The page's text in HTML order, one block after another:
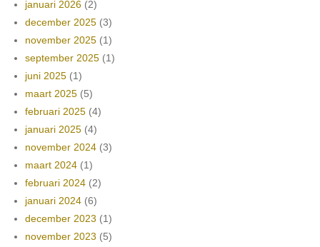
januari 2026 (2)
december 2025 (3)
november 2025 (1)
september 2025 (1)
juni 2025 (1)
maart 2025 (5)
februari 2025 (4)
januari 2025 (4)
november 2024 (3)
maart 2024 (1)
februari 2024 (2)
januari 2024 (6)
december 2023 (1)
november 2023 (5)